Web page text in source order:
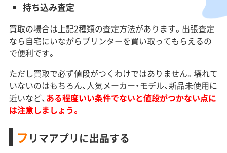
持ち込み査定
買取の場合は上記2種類の査定方法があります。出張査定
なら自宅にいながらプリンターを買い取ってもらえるの
で便利です。
ただし買取で必ず値段がつくわけではありません。壊れて
いないのはもちろん、人気メーカー・モデル、新品未使用に
近いなど、ある程度いい条件でないと値段がつかない点に
は注意しましょう。
フ リマアプリに出品する